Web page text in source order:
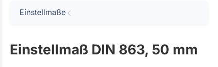
Einstellmaße
Einstellmaß DIN 863, 50 mm